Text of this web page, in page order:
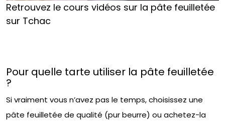
Retrouvez le cours vidéos sur la pâte feuilletée
sur Tchac
Pour quelle tarte utiliser la pâte feuilletée
?
Si vraiment vous n’avez pas le temps, choisissez une
pâte feuilletée de qualité (pur beurre) ou achetez-la